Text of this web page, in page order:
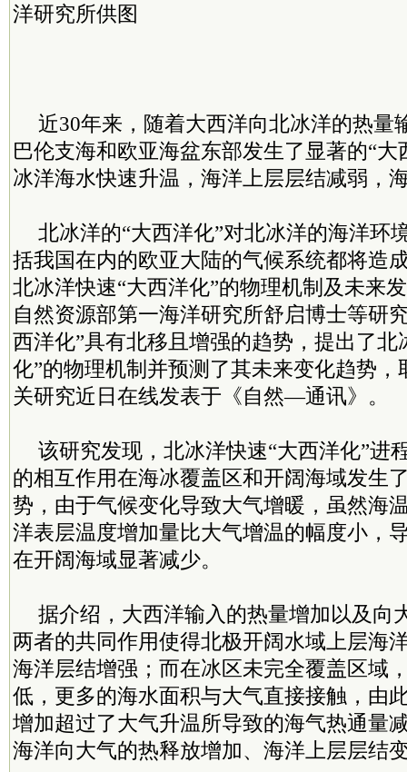
洋研究所供图
近30年来，随着大西洋向北冰洋的热量
巴伦支海和欧亚海盆东部发生了显著的“
冰洋海水快速升温，海洋上层层结减弱，
北冰洋的“大西洋化”对北冰洋的海洋环
括我国在内的欧亚大陆的气候系统都将造
北冰洋快速“大西洋化”的物理机制及未来
自然资源部第一海洋研究所舒启博士等研
西洋化”具有北移且增强的趋势，提出了北
化”的物理机制并预测了其未来变化趋势
关研究近日在线发表于《自然—通讯》。
该研究发现，北冰洋快速“大西洋化”
的相互作用在海冰覆盖区和开阔海域发生
势，由于气候变化导致大气增暖，虽然海
洋表层温度增加量比大气增温的幅度小，
在开阔海域显著减少。
据介绍，大西洋输入的热量增加以及向
两者的共同作用使得北极开阔水域上层海
海洋层结增强；而在冰区未完全覆盖区域
低，更多的海水面积与大气直接接触，由
增加超过了大气升温所导致的海气热通量
海洋向大气的热释放增加、海洋上层层结